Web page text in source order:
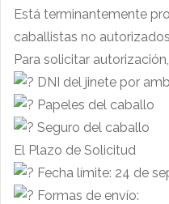
Está terminantemente
caballistas no
Para solicitar
DNI del jinete por
Papeles del caballo
Seguro del caballo
El Plazo de Solicitud
Fecha límite: 24 de
Formas de envío: